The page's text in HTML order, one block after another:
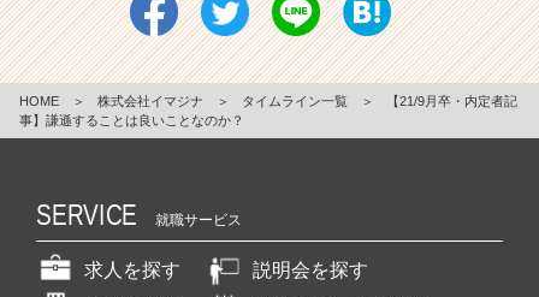
HOME ＞ 株式会社イマジナ ＞ タイムライン一覧 ＞
【21/9月卒・内定者記
事】謙遜することは良いことなのか？
SERVICE 就職サービス
求人を探す
説明会を探す